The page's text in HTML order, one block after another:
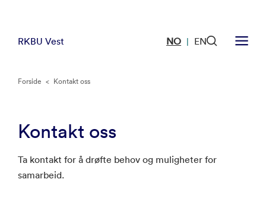
RKBU Vest NO | EN
Forside < Kontakt oss
Kontakt oss
Ta kontakt for å drøfte behov og muligheter for
samarbeid.